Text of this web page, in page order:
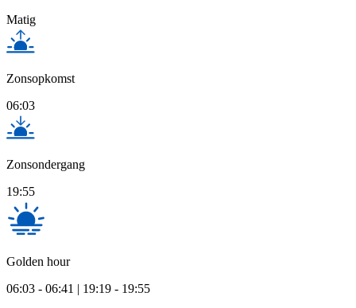
Matig
Zonsopkomst
06:03
Zonsondergang
19:55
Golden hour
06:03 - 06:41 | 19:19 - 19:55